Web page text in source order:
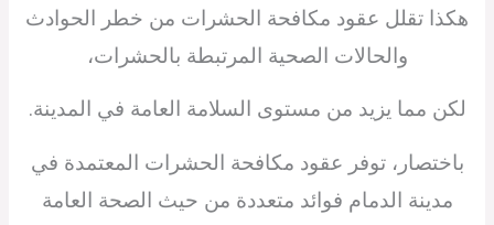
هكذا تقلل عقود مكافحة الحشرات من خطر الحوادث
والحالات الصحية المرتبطة بالحشرات،
لكن مما يزيد من مستوى السلامة العامة في المدينة.
باختصار، توفر عقود مكافحة الحشرات المعتمدة في
مدينة الدمام فوائد متعددة من حيث الصحة العامة